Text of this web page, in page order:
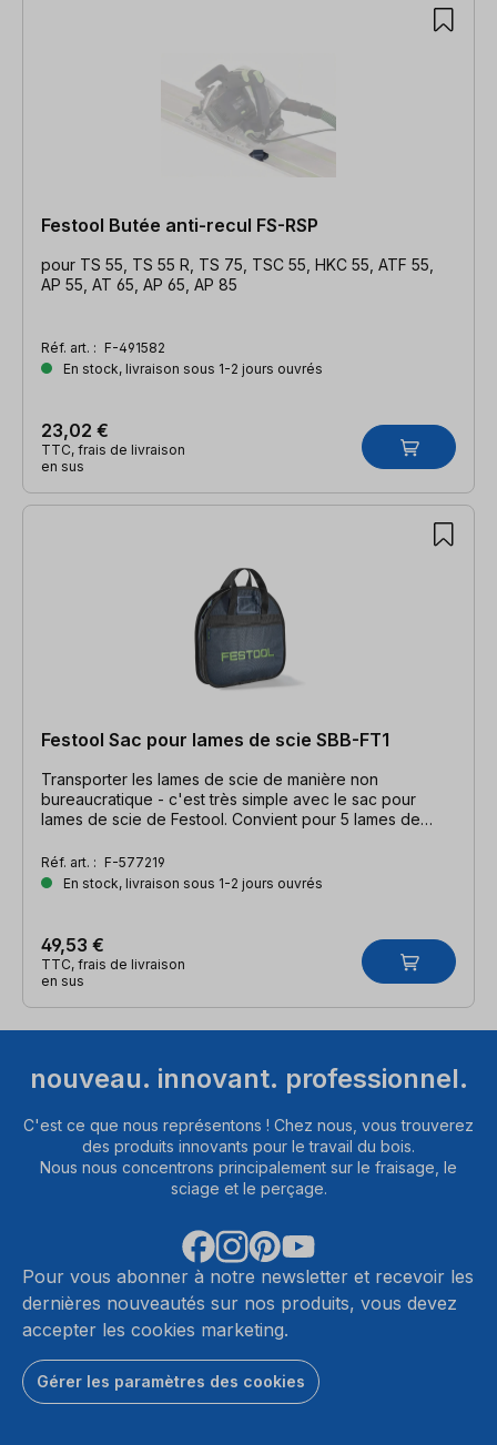
Festool Butée anti-recul FS-RSP
pour TS 55, TS 55 R, TS 75, TSC 55, HKC 55, ATF 55,
AP 55, AT 65, AP 65, AP 85
Réf. art. : F-491582
En stock, livraison sous 1-2 jours ouvrés
23,02 €
TTC, frais de livraison
en sus
Festool Sac pour lames de scie SBB-FT1
Transporter les lames de scie de manière non
bureaucratique - c'est très simple avec le sac pour
lames de scie de Festool. Convient pour 5 lames de
Réf. art. : F-577219
En stock, livraison sous 1-2 jours ouvrés
49,53 €
TTC, frais de livraison
en sus
nouveau. innovant. professionnel.
C'est ce que nous représentons ! Chez nous, vous trouverez
des produits innovants pour le travail du bois.
Nous nous concentrons principalement sur le fraisage, le
sciage et le perçage.
Pour vous abonner à notre newsletter et recevoir les
dernières nouveautés sur nos produits, vous devez
accepter les cookies marketing.
Gérer les paramètres des cookies